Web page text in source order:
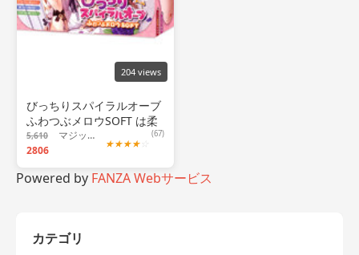
204 views
びっちりスパイラルオーブ
ふわつぶメロウSOFT は柔
らかさと強さを両立したオ
ナホール
5,610
2806
マジックアイズ
★★★★
(67)
Powered by FANZA Webサービス
カテゴリ